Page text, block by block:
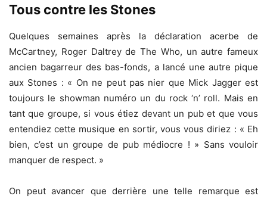
Tous contre les Stones
Quelques semaines après la déclaration acerbe de
McCartney, Roger Daltrey de The Who, un autre fameux
ancien bagarreur des bas-fonds, a lancé une autre pique
aux Stones : « On ne peut pas nier que Mick Jagger est
toujours le showman numéro un du rock ‘n’ roll. Mais en
tant que groupe, si vous étiez devant un pub et que vous
entendiez cette musique en sortir, vous vous diriez : « Eh
bien, c’est un groupe de pub médiocre ! » Sans vouloir
manquer de respect. »
On peut avancer que derrière une telle remarque est